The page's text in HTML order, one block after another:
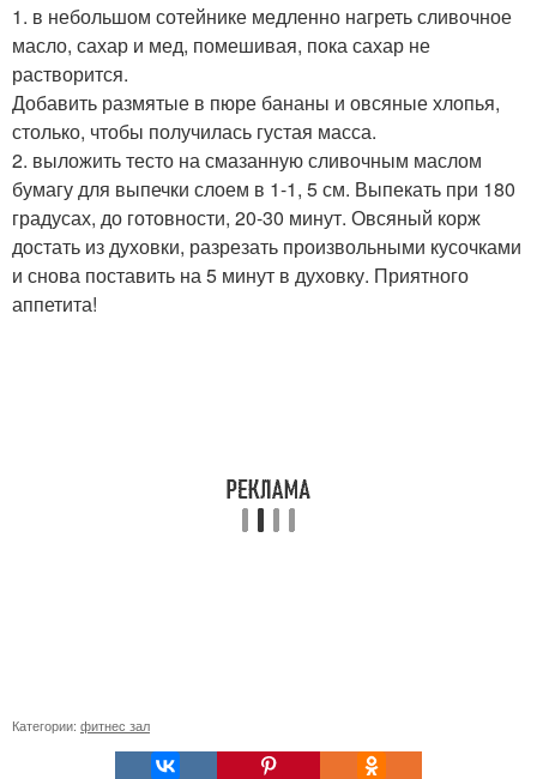
1. в небольшом сотейнике медленно нагреть сливочное
масло, сахар и мед, помешивая, пока сахар не
растворится.
Добавить размятые в пюре бананы и овсяные хлопья,
столько, чтобы получилась густая масса.
2. выложить тесто на смазанную сливочным маслом
бумагу для выпечки слоем в 1-1, 5 см. Выпекать при 180
градусах, до готовности, 20-30 минут. Овсяный корж
достать из духовки, разрезать произвольными кусочками
и снова поставить на 5 минут в духовку. Приятного
аппетита!
Категории: фитнес зал